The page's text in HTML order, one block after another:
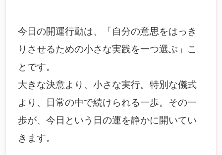
今日の開運行動は、「自分の意思をはっき
りさせるための小さな実践を一つ選ぶ」こ
とです。
大きな決意より、小さな実行。特別な儀式
より、日常の中で続けられる一歩。その一
歩が、今日という日の運を静かに開いてい
きます。